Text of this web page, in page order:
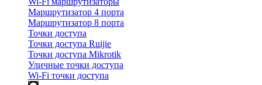
Маршрутизатор 4 порта
Маршрутизатор 8 порта
Точки доступа
Точки доступа Ruijie
Точки доступа Mikrotik
Уличные точки доступа
Wi-Fi точки доступа